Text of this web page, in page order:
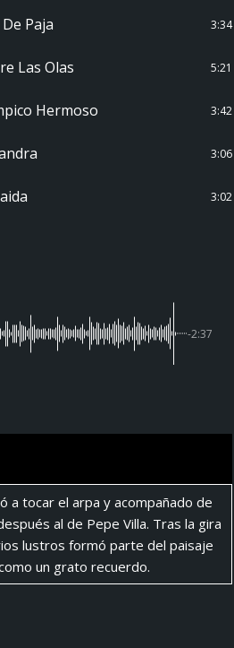
Paja 3:34
Las Olas 5:21
Hermoso 3:42
3:06
3:02
-2:37
a tocar el arpa y acompañado de
al de Pepe Villa. Tras la gira
lustros formó parte del paisaje
un grato recuerdo.